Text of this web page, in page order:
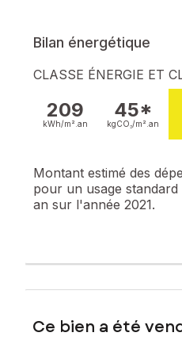
Bilan énergétique
CLASSE ÉNERGIE ET
209
kWh/m². an
45*
kgCO₂/m². an
Montant estimé des
pour un usage standard
an sur l'année 2021.
Ce bien a été